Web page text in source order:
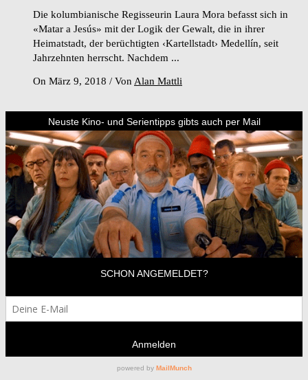
Die kolumbianische Regisseurin Laura Mora befasst sich in
«Matar a Jesús» mit der Logik der Gewalt, die in ihrer
Heimatstadt, der berüchtigten ‹Kartellstadt› Medellín, seit
Jahrzehnten herrscht. Nachdem ...
On März 9, 2018 / Von Alan Mattli